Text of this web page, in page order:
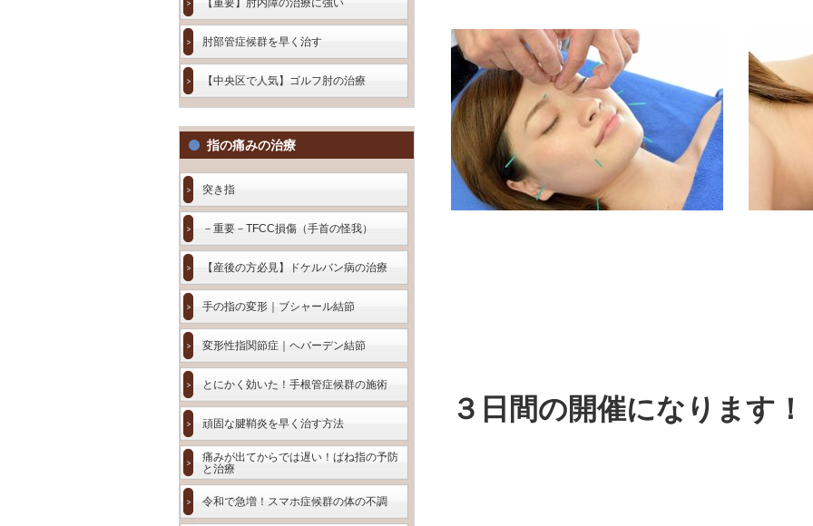
肘部管症候群を早く治す
【中央区で人気】ゴルフ肘の治療
指の痛みの治療
突き指
－重要－TFCC損傷（手首の怪我）
【産後の方必見】ドケルバン病の治療
手の指の変形｜ブシャール結節
変形性指関節症｜ヘバーデン結節
とにかく効いた！手根管症候群の施術
頑固な腱鞘炎を早く治す方法
痛みが出てからでは遅い！ばね指の予防
と治療
令和で急増！スマホ症候群の体の不調
３日間の開催になります！